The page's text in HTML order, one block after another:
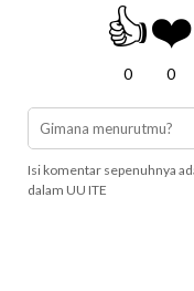
👍
0
❤️
0
Isi komentar sepenuhnya
dalam UU ITE